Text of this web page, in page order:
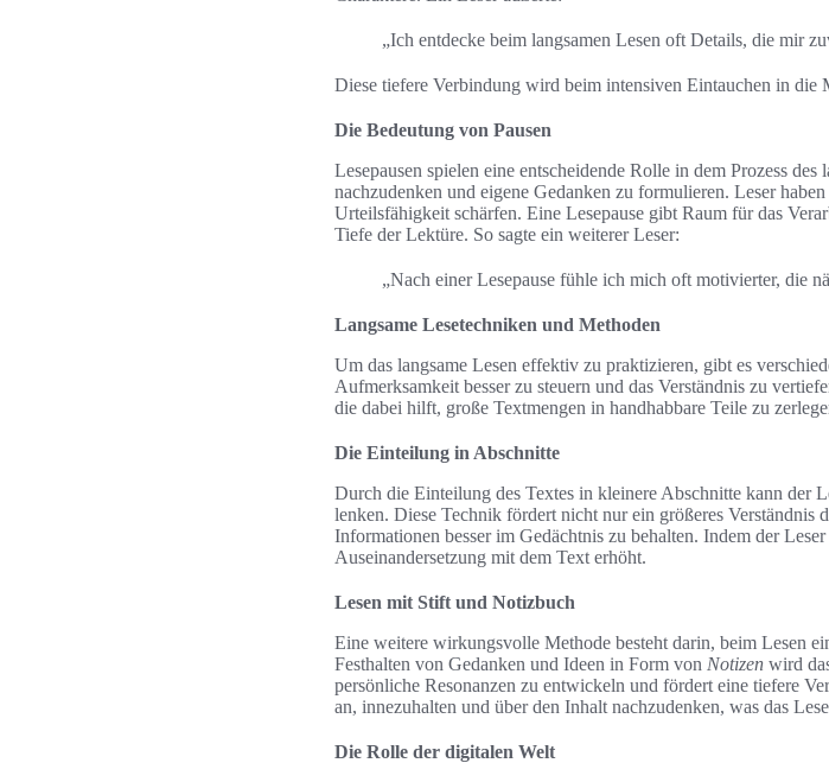
„Ich entdecke beim langsamen Lesen oft Details, die mir
Diese tiefere Verbindung wird beim intensiven Eintauchen in die
Die Bedeutung von Pausen
Lesepausen spielen eine entscheidende Rolle in dem Prozess
nachzudenken und eigene Gedanken zu formulieren. Leser
Urteilsfähigkeit schärfen. Eine Lesepause gibt Raum für das
Tiefe der Lektüre. So sagte ein weiterer Leser:
„Nach einer Lesepause fühle ich mich oft motivierter, die
Langsame Lesetechniken und Methoden
Um das langsame Lesen effektiv zu praktizieren, gibt es
Aufmerksamkeit besser zu steuern und das Verständnis zu
die dabei hilft, große Textmengen in handhabbare Teile zu
Die Einteilung in Abschnitte
Durch die Einteilung des Textes in kleinere Abschnitte kann der
lenken. Diese Technik fördert nicht nur ein größeres Verständnis
Informationen besser im Gedächtnis zu behalten. Indem der
Auseinandersetzung mit dem Text erhöht.
Lesen mit Stift und Notizbuch
Eine weitere wirkungsvolle Methode besteht darin, beim Lesen
Festhalten von Gedanken und Ideen in Form von Notizen wird
persönliche Resonanzen zu entwickeln und fördert eine tiefere
an, innezuhalten und über den Inhalt nachzudenken, was das
Die Rolle der digitalen Welt